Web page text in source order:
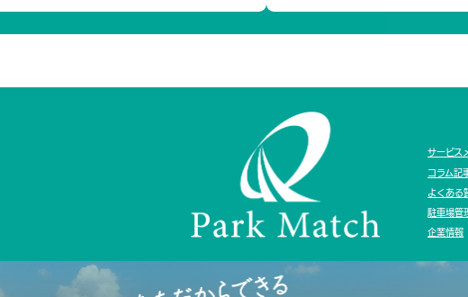
サービス
コラム記
よくある
駐車場管
企業情報